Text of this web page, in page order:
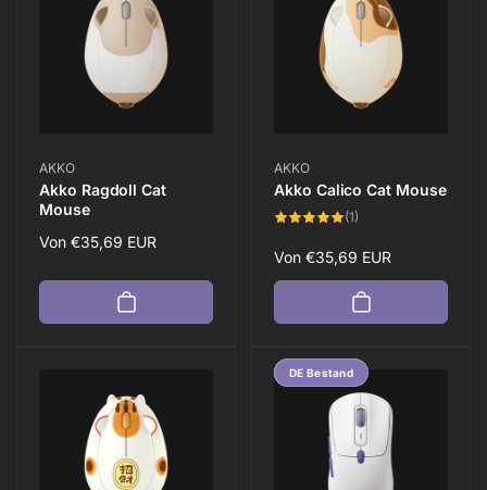
Anbieter:
AKKO
Akko Ragdoll Cat
Mouse
Normaler
Von €35,69 EUR
Anbieter:
AKKO
Akko Calico Cat Mouse
(1)
Normaler
Preis
Von €35,69 EUR
Spare 25%
DE Bestand